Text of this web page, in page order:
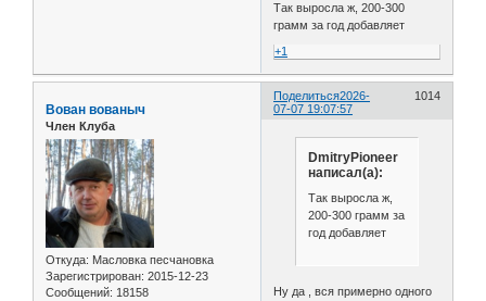
Так выросла ж, 200-300
грамм за год добавляет
+1
Поделиться 1014
2026-
07-07 19:07:57
Вован вованыч
Член Клуба
Откуда: Масловка песчановка
Зарегистрирован: 2015-12-23
Сообщений: 18158
DmitryPioneer
написал(а):
Так выросла ж,
200-300 грамм за
год добавляет
Ну да , вся примерно одного